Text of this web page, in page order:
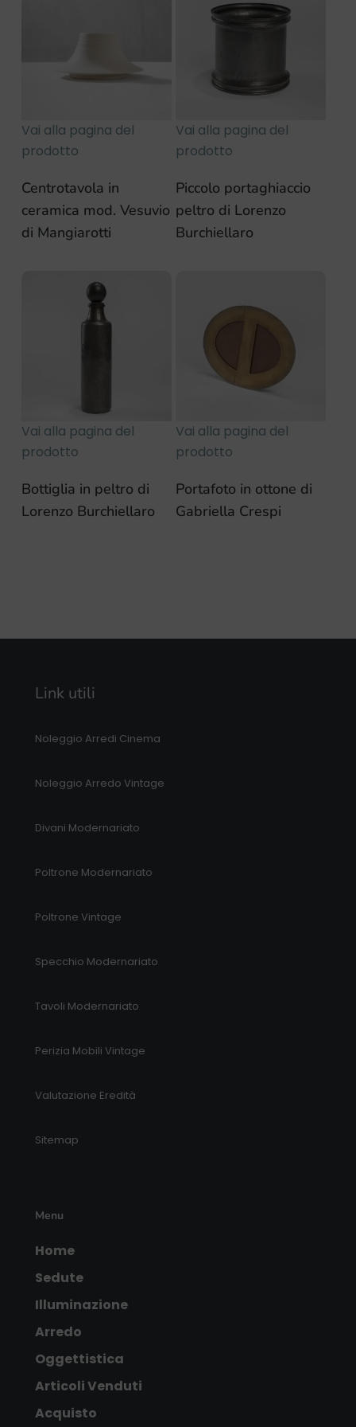
Vai alla pagina del
prodotto
Centrotavola in
ceramica mod. Vesuvio
di Mangiarotti
Vai alla pagina del
prodotto
Piccolo portaghiaccio
peltro di Lorenzo
Burchiellaro
Vai alla pagina del
prodotto
Bottiglia in peltro di
Lorenzo Burchiellaro
Vai alla pagina del
prodotto
Portafoto in ottone di
Gabriella Crespi
Link utili
Noleggio Arredi Cinema
Noleggio Arredo Vintage
Divani Modernariato
Poltrone Modernariato
Poltrone Vintage
Specchio Modernariato
Tavoli Modernariato
Perizia Mobili Vintage
Valutazione Eredità
Sitemap
Menu
Home
Sedute
Illuminazione
Arredo
Oggettistica
Articoli Venduti
Acquisto